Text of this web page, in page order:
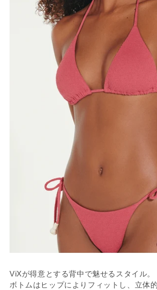
ViXが得意とする背中で魅せるスタイル。
ボトムはヒップによりフィットし、立体